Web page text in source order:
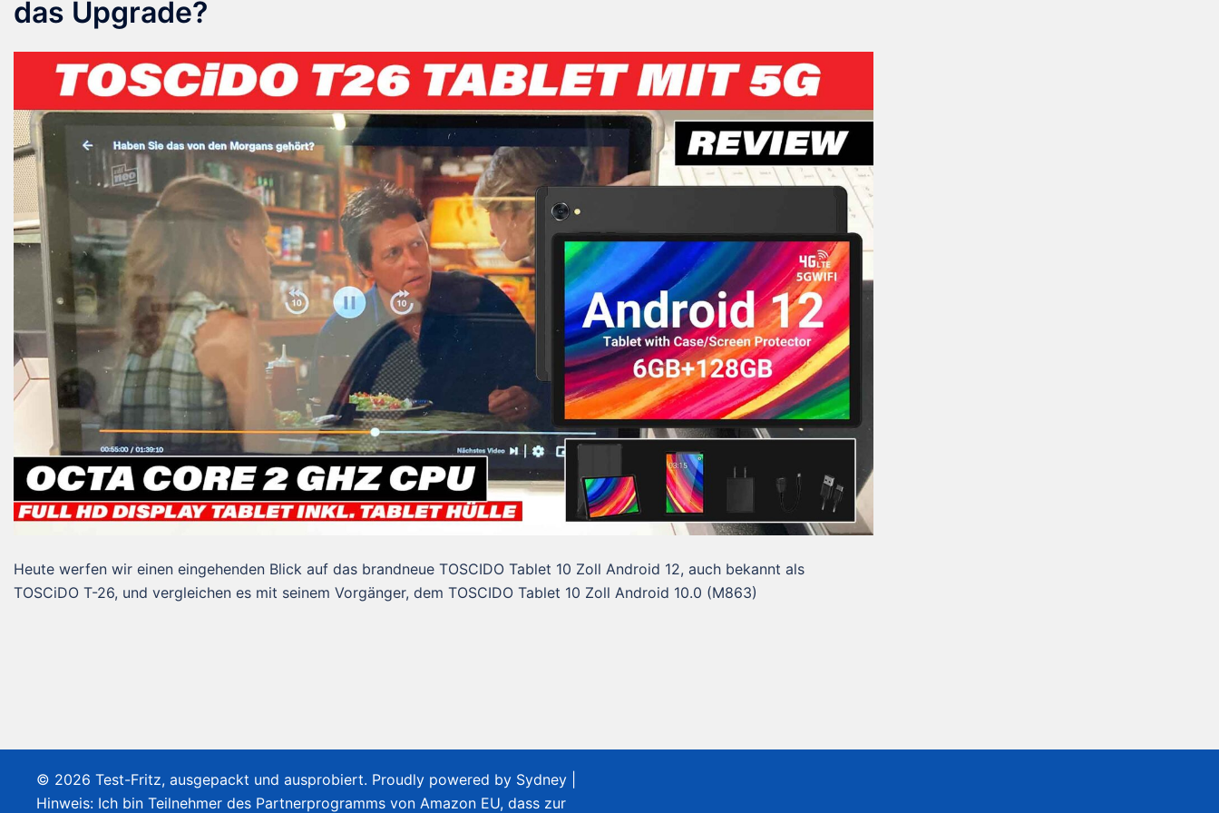
das Upgrade?
Heute werfen wir einen eingehenden Blick auf das brandneue TOSCIDO Tablet 10 Zoll Android 12, auch bekannt als
TOSCiDO T-26, und vergleichen es mit seinem Vorgänger, dem TOSCIDO Tablet 10 Zoll Android 10.0 (M863)
© 2026 Test-Fritz, ausgepackt und ausprobiert. Proudly powered by Sydney
Hinweis: Ich bin Teilnehmer des Partnerprogramms von Amazon EU, dass zur